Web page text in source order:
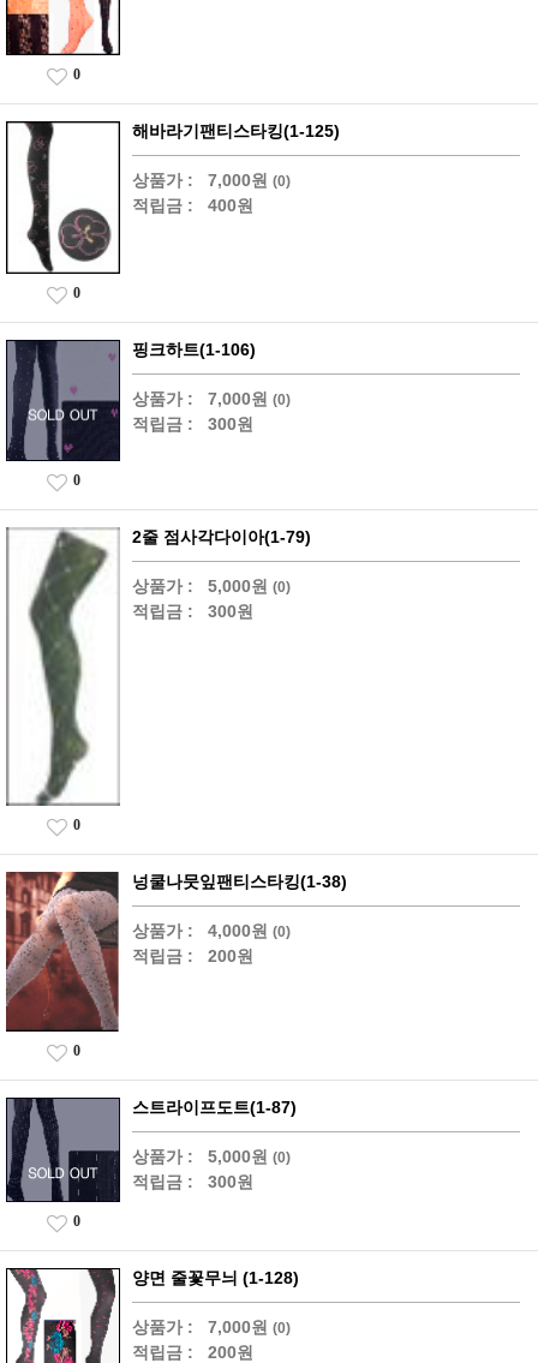
0
해바라기팬티스타킹(1-125)
상품가 : 7,000원 (0)
적립금 : 400원
0
핑크하트(1-106)
상품가 : 7,000원 (0)
적립금 : 300원
0
2줄 점사각다이아(1-79)
상품가 : 5,000원 (0)
적립금 : 300원
0
넝쿨나뭇잎팬티스타킹(1-38)
상품가 : 4,000원 (0)
적립금 : 200원
0
스트라이프도트(1-87)
상품가 : 5,000원 (0)
적립금 : 300원
0
양면 줄꽃무늬 (1-128)
상품가 : 7,000원 (0)
적립금 : 200원